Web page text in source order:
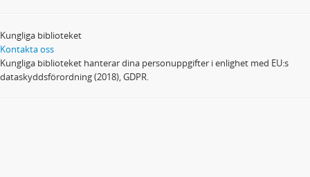
Kungliga biblioteket
Kontakta oss
Kungliga biblioteket hanterar dina personuppgifter i enlighet med EU:s
dataskyddsförordning (2018), GDPR.